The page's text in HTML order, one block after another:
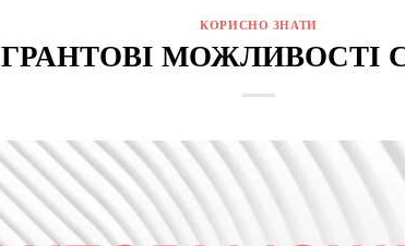
КОРИСНО ЗНАТИ
ГРАНТОВІ МОЖЛИВОСТІ